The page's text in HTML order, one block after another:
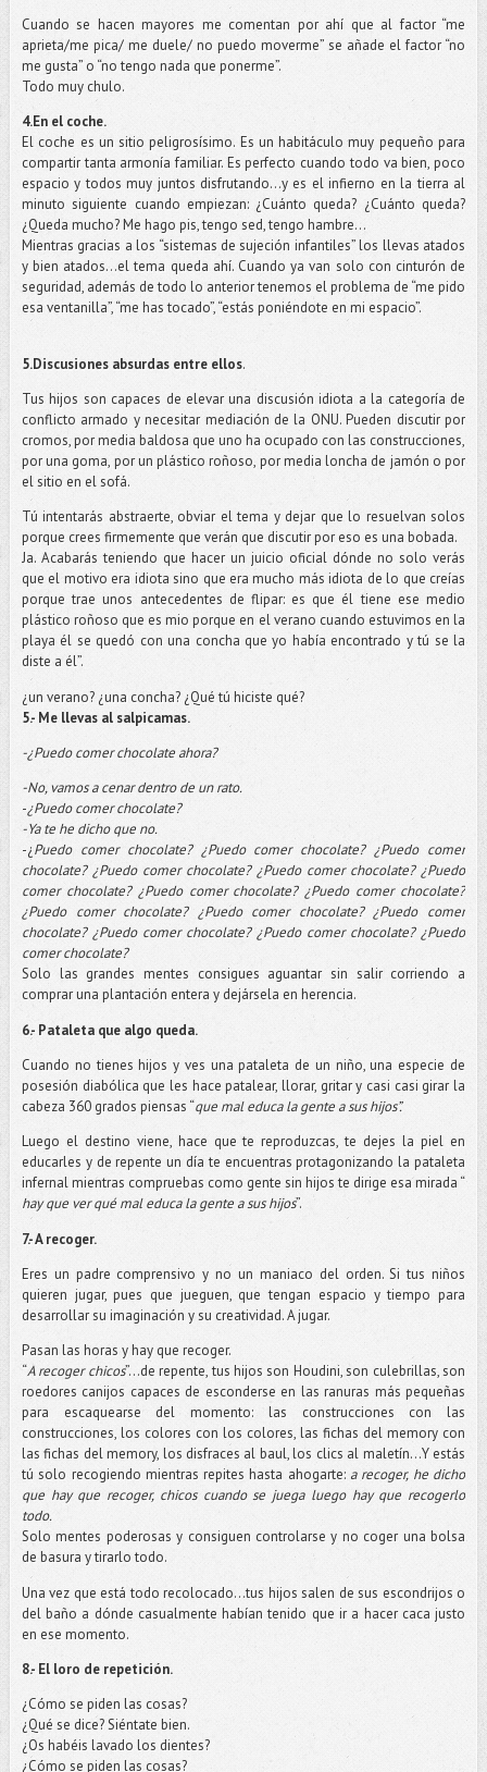
Cuando se hacen mayores me comentan por ahí que al factor “me
aprieta/me pica/ me duele/ no puedo moverme” se añade el factor “no
me gusta” o “no tengo nada que ponerme”.
Todo muy chulo.
4.En el coche.
El coche es un sitio peligrosísimo. Es un habitáculo muy pequeño para
compartir tanta armonía familiar. Es perfecto cuando todo va bien, poco
espacio y todos muy juntos disfrutando…y es el infierno en la tierra al
minuto siguiente cuando empiezan: ¿Cuánto queda? ¿Cuánto queda?
¿Queda mucho? Me hago pis, tengo sed, tengo hambre…
Mientras gracias a los “sistemas de sujeción infantiles” los llevas atados
y bien atados…el tema queda ahí. Cuando ya van solo con cinturón de
seguridad, además de todo lo anterior tenemos el problema de “me pido
esa ventanilla”, “me has tocado”, “estás poniéndote en mi espacio”.
5.Discusiones absurdas entre ellos.
Tus hijos son capaces de elevar una discusión idiota a la categoría de
conflicto armado y necesitar mediación de la ONU. Pueden discutir por
cromos, por media baldosa que uno ha ocupado con las construcciones,
por una goma, por un plástico roñoso, por media loncha de jamón o por
el sitio en el sofá.
Tú intentarás abstraerte, obviar el tema y dejar que lo resuelvan solos
porque crees firmemente que verán que discutir por eso es una bobada.
Ja. Acabarás teniendo que hacer un juicio oficial dónde no solo verás
que el motivo era idiota sino que era mucho más idiota de lo que creías
porque trae unos antecedentes de flipar: es que él tiene ese medio
plástico roñoso que es mio porque en el verano cuando estuvimos en la
playa él se quedó con una concha que yo había encontrado y tú se la
diste a él”.
¿un verano? ¿una concha? ¿Qué tú hiciste qué?
5.- Me llevas al salpicamas.
-¿Puedo comer chocolate ahora?
-No, vamos a cenar dentro de un rato.
-¿Puedo comer chocolate?
-Ya te he dicho que no.
-¿Puedo comer chocolate? ¿Puedo comer chocolate? ¿Puedo comer
chocolate? ¿Puedo comer chocolate? ¿Puedo comer chocolate? ¿Puedo
comer chocolate? ¿Puedo comer chocolate? ¿Puedo comer chocolate?
¿Puedo comer chocolate? ¿Puedo comer chocolate? ¿Puedo comer
chocolate? ¿Puedo comer chocolate? ¿Puedo comer chocolate? ¿Puedo
comer chocolate?
Solo las grandes mentes consigues aguantar sin salir corriendo a
comprar una plantación entera y dejársela en herencia.
6.- Pataleta que algo queda.
Cuando no tienes hijos y ves una pataleta de un niño, una especie de
posesión diabólica que les hace patalear, llorar, gritar y casi casi girar la
cabeza 360 grados piensas “que mal educa la gente a sus hijos”.
Luego el destino viene, hace que te reproduzcas, te dejes la piel en
educarles y de repente un día te encuentras protagonizando la pataleta
infernal mientras compruebas como gente sin hijos te dirige esa mirada “
hay que ver qué mal educa la gente a sus hijos”.
7.- A recoger.
Eres un padre comprensivo y no un maniaco del orden. Si tus niños
quieren jugar, pues que jueguen, que tengan espacio y tiempo para
desarrollar su imaginación y su creatividad. A jugar.
Pasan las horas y hay que recoger.
“A recoger chicos”…de repente, tus hijos son Houdini, son culebrillas, son
roedores canijos capaces de esconderse en las ranuras más pequeñas
para escaquearse del momento: las construcciones con las
construcciones, los colores con los colores, las fichas del memory con
las fichas del memory, los disfraces al baul, los clics al maletín…Y estás
tú solo recogiendo mientras repites hasta ahogarte:a recoger, he dicho
que hay que recoger, chicos cuando se juega luego hay que recogerlo
todo.
Solo mentes poderosas y consiguen controlarse y no coger una bolsa
de basura y tirarlo todo.
Una vez que está todo recolocado…tus hijos salen de sus escondrijos o
del baño a dónde casualmente habían tenido que ir a hacer caca justo
en ese momento.
8.- El loro de repetición.
¿Cómo se piden las cosas?
¿Qué se dice? Siéntate bien.
¿Os habéis lavado los dientes?
¿Cómo se piden las cosas?